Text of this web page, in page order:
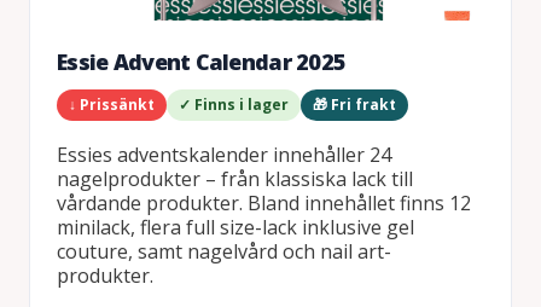
Essie Advent Calendar 2025
↓ Prissänkt ✓ Finns i lager 🎁 Fri frakt
Essies adventskalender innehåller 24
nagelprodukter – från klassiska lack till
vårdande produkter. Bland innehållet finns 12
minilack, flera full size-lack inklusive gel
couture, samt nagelvård och nail art-
produkter.